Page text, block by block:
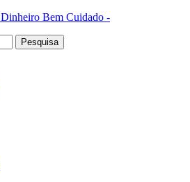
Dinheiro Bem Cuidado -